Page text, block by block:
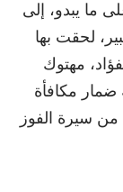
ما يبدو، إلى
لحقت بها
مهتوك
ضمار مكافأة
من سيرة الفوز